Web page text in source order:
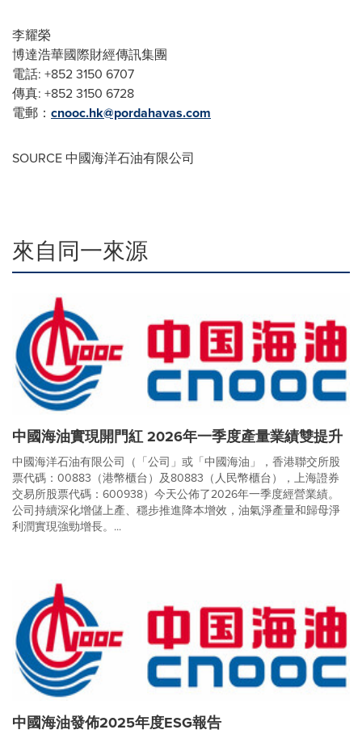
李耀榮
博達浩華國際財經傳訊集團
電話: +852 3150 6707
傳真: +852 3150 6728
電郵： cnooc.hk@pordahavas.com
SOURCE 中國海洋石油有限公司
來自同一來源
中國海油實現開門紅 2026年一季度產量業績雙提升
中國海洋石油有限公司（「公司」或「中國海油」，香港聯交所股
票代碼：00883（港幣櫃台）及80883（人民幣櫃台），上海證券
交易所股票代碼：600938）今天公佈了2026年一季度經營業績。
公司持續深化增儲上產、穩步推進降本增效，油氣淨產量和歸母淨
利潤實現強勁增長。...
中國海油發佈2025年度ESG報告